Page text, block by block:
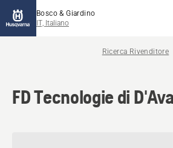
Bosco & Giardino
IT, Italiano
Ricerca Rivenditore
FD Tecnologie di